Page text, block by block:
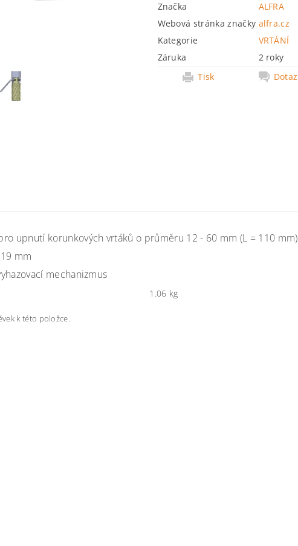
Značka
ALFRA
Webová stránka značky alfra.cz
Kategorie
VRTÁNÍ
Záruka
2 roky
Tisk
Dotaz
upnutí korunkových vrtáků o průměru 12 - 60 mm (L = 110 mm)
mm
mechanizmus
1.06 kg
k této položce.